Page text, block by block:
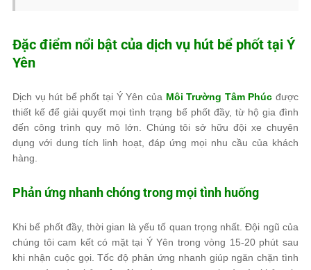
Đặc điểm nổi bật của dịch vụ hút bể phốt tại Ý
Yên
Dịch vụ hút bể phốt tại Ý Yên của Môi Trường Tâm Phúc được
thiết kế để giải quyết mọi tình trạng bể phốt đầy, từ hộ gia đình
đến công trình quy mô lớn. Chúng tôi sở hữu đội xe chuyên
dụng với dung tích linh hoạt, đáp ứng mọi nhu cầu của khách
hàng.
Phản ứng nhanh chóng trong mọi tình huống
Khi bể phốt đầy, thời gian là yếu tố quan trọng nhất. Đội ngũ của
chúng tôi cam kết có mặt tại Ý Yên trong vòng 15-20 phút sau
khi nhận cuộc gọi. Tốc độ phản ứng nhanh giúp ngăn chặn tình